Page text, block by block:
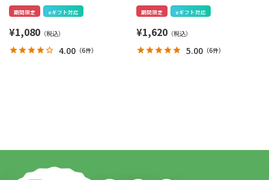
期間限定 eギフト対応
¥1,080
4.00 （6件）
期間限定 eギフト対応
¥1,620
5.00 （6件）